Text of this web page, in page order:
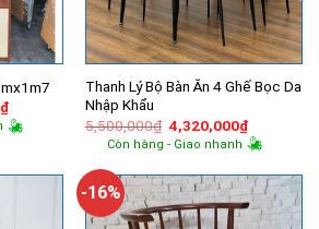
₫Giá
hiện
tại
Thanh Lý Bộ Bàn Ăn 4 Ghế Bọc Da
Nhập Khẩu
5,500,000₫ Giá
gốc
là:
4,320,000₫Giá
hiện
tại
Còn hàng - Giao nhanh
-16%